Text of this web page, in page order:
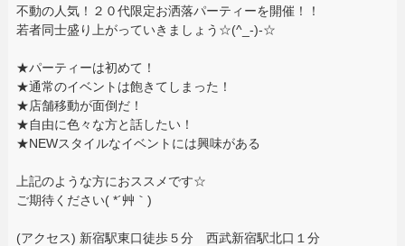
不動の人気！２０代限定お洒落パーティーを開催！！
若者同士盛り上がっていきましょう☆(^_-)-☆
★パーティーは初めて！
★通常のイベントは飽きてしまった！
★店舗移動が面倒だ！
★自由に色々な方と話したい！
★NEWスタイルなイベントには興味がある
上記のような方におススメです☆
ご期待ください( *´艸｀)
(アクセス) 新宿駅東口徒歩５分 西武新宿駅北口１分